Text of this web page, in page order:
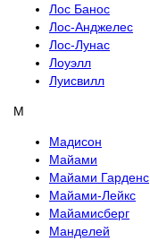
Лос Банос
Лос-Анджелес
Лос-Лунас
Лоуэлл
Луисвилл
М
Мадисон
Майами
Майами Гарденс
Майами-Лейкс
Майамисберг
Манделей